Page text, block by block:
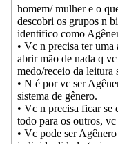
homem/ mulher e o
descobri os grupos n
identifico como
• Vc n precisa ter uma
abrir mão de nada q
medo/receio da leitura
• N é por vc ser
sistema de gênero.
• Vc n precisa ficar se
todo para os outros,
• Vc pode ser